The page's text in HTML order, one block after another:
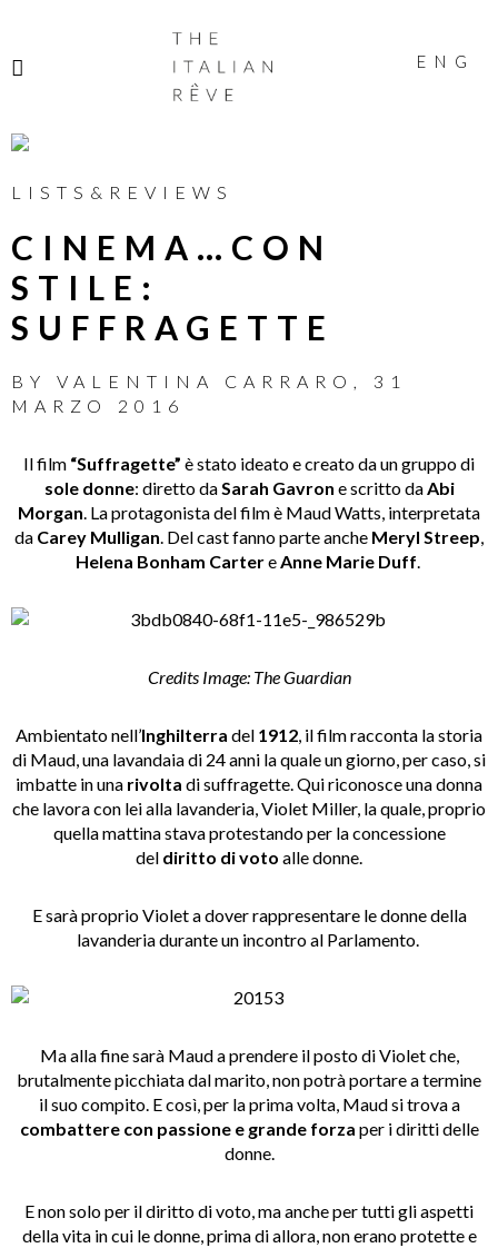
ITALIAN
RÊVE
ENG
LISTS&REVIEWS
CINEMA…CON
STILE:
SUFFRAGETTE
BY VALENTINA CARRARO , 31
MARZO 2016
Il film “Suffragette” è stato ideato e creato da un gruppo di
sole donne: diretto daSarah Gavron e scritto daAbi
Morgan. La protagonista del film è Maud Watts, interpretata
da Carey Mulligan. Del cast fanno parte anche Meryl Streep,
Helena Bonham CartereAnne Marie Duff.
Credits Image: The Guardian
Ambientato nell’Inghilterra del 1912, il film racconta la storia
di Maud, una lavandaia di 24 anni la quale un giorno, per caso, si
imbatte in una rivolta di suffragette. Qui riconosce una donna
che lavora con lei alla lavanderia, Violet Miller, la quale, proprio
quella mattina stava protestando per la concessione
del diritto di voto alle donne.
E sarà proprio Violet a dover rappresentare le donne della
lavanderia durante un incontro al Parlamento.
Ma alla fine sarà Maud a prendere il posto di Violet che,
brutalmente picchiata dal marito, non potrà portare a termine
il suo compito. E così, per la prima volta, Maud si trova a
combattere con passione e grande forza per i diritti delle
donne.
E non solo per il diritto di voto, ma anche per tutti gli aspetti
della vita in cui le donne, prima di allora, non erano protette e